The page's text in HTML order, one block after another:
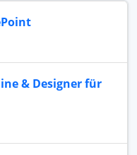
& Designer für